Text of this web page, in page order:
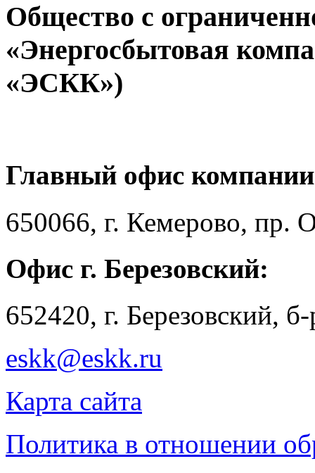
Общество с
«Энергосбытовая
«ЭСКК»)
Главный офис
650066, г. Кемерово, пр.
Офис г. Березовский:
652420, г. Березовский,
eskk@eskk.ru
Карта сайта
Политика в отношении